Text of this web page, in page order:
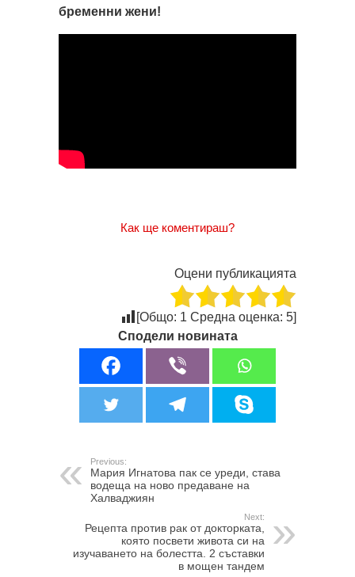
бременни жени!
Как ще коментираш?
Оцени публикацията
[Общо: 1 Средна оценка: 5]
Сподели новината
Previous:
Мария Игнатова пак се уреди, става
водеща на ново предаване на
Халваджиян
Next:
Рецепта против рак от докторката,
която посвети живота си на
изучаването на болестта. 2 съставки
в мощен тандем